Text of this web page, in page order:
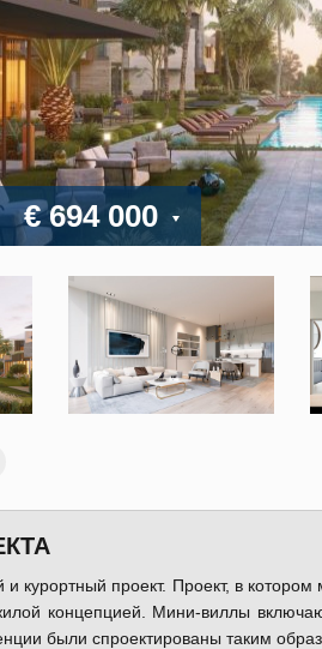
€ 694 000
курортный проект. Проект, в
концепцией. Мини-виллы
были спроектированы таким